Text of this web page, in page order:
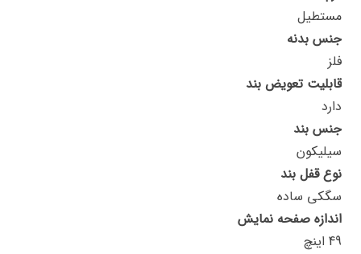
مستطیل
جنس بدنه
فلز
قابلیت تعویض بند
دارد
جنس بند
سیلیکون
نوع قفل بند
سگکی ساده
اندازه صفحه نمایش
49 اینچ